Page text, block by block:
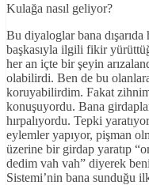
Kulağa nasıl geliyor?
Bu diyaloglar bana
başkasıyla ilgili fikir
her an içte bir şeyin
olabilirdi. Ben de bu
koruyabilirdim. Fakat
konuşuyordu. Bana
hırpalıyordu. Tepki
eylemler yapıyor, pişman
üzerine bir girdap yaratıp
dedim vah vah” diyerek
Sistemi’nin bana sunduğu